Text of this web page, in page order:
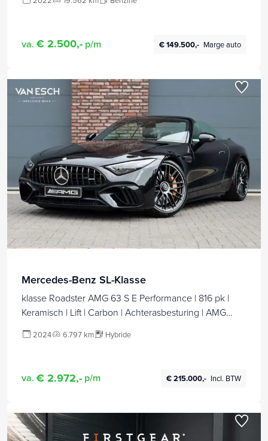
va. € 2.500,- p/m € 149.500,- Marge auto
Mercedes-Benz SL-Klasse
klasse Roadster AMG 63 S E Performance | 816 pk |
Keramisch | Lift | Carbon | Achterasbesturing | AMG
HUD | Burmester | Airscarf |
2024 6.797 km Hybride
va. € 2.972,- p/m € 215.000,- Incl. BTW